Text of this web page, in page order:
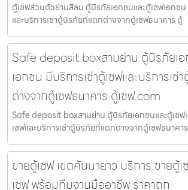
ตู้เซฟส่วนตัวย่านสีลม ตู้นิรภัยเอกชนและตู้เซฟเอกชน
และบริการเช่าตู้นิรภัยที่แตกต่างจากตู้เซฟธนาคาร ตู้
Safe deposit boxสามย่าน ตู้นิรภัยเอ
เอกชน มีบริการเช่าตู้เซฟและบริการเ
ต่างจากตู้เซฟธนาคาร ตู้เซฟ.com
Safe deposit boxสามย่าน ตู้นิรภัยเอกชนและตู้เซฟ
เซฟและบริการเช่าตู้นิรภัยที่แตกต่างจากตู้เซฟธนาคา
ขายตู้เซฟ เขตคันนายาว บริการ ขายตู้
เซฟ พร้อมทีมงานมืออาชีพ ราคาถูก